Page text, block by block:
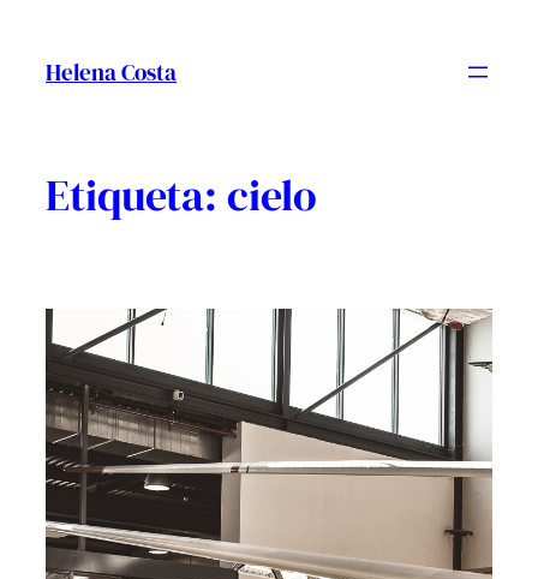
contingut
Helena Costa
Etiqueta: cielo